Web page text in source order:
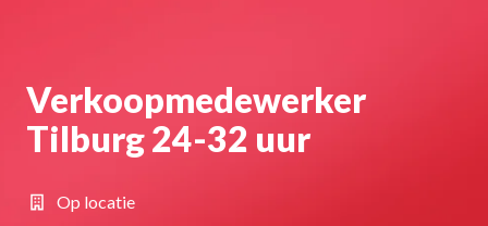
Verkoopmedewerker
Tilburg 24-32 uur
Op locatie